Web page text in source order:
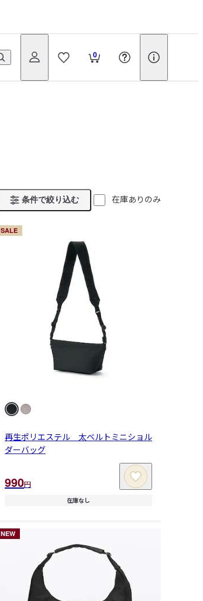
0
条件で絞り込む 在庫ありのみ
再生ポリエステル 太ベルトミニショル
ダーバッグ
SALE
990円
在庫なし
NEW